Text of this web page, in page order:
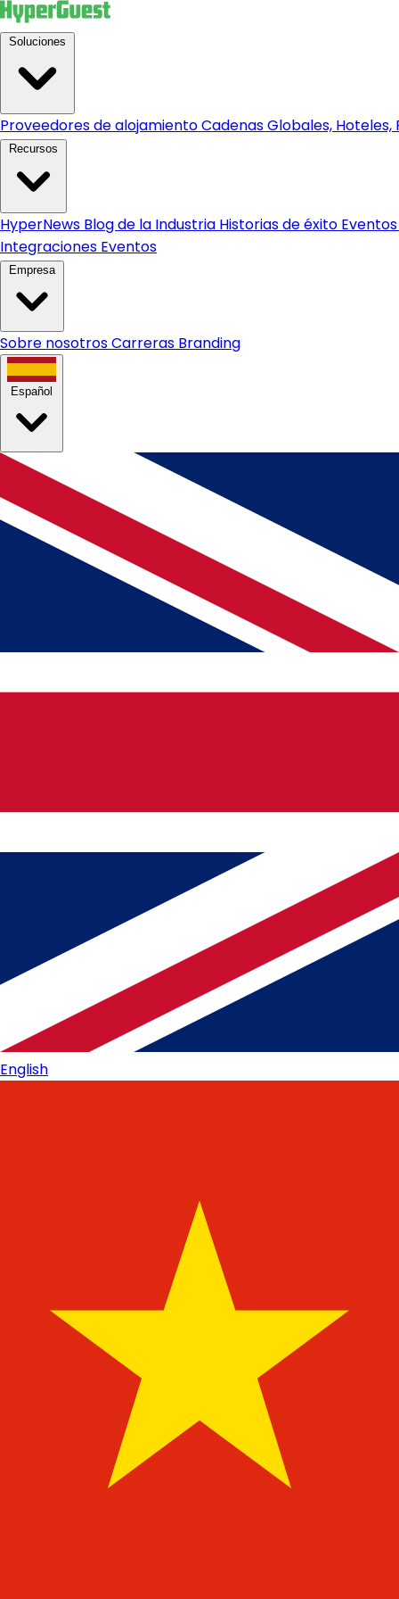
Proveedores de alojamientoCadenas Globales, Hoteles,
HyperNews Blog de la Industria Historias de éxito Eventos
Integraciones Eventos
Empresa
Sobre nosotrosCarreras Branding
Español
English